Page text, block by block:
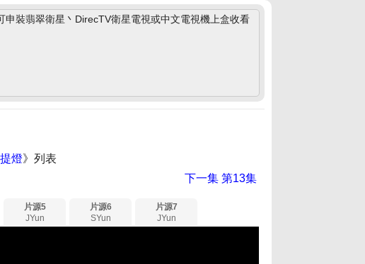
裝翡翠衛星丶DirecTV衛星電視或中文電視機上盒收看
燈》列表
下一集第13集
片源5
JYun
片源6
SYun
片源7
JYun